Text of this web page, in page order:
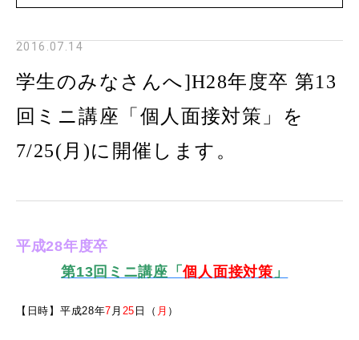
2016.07.14
学生のみなさんへ]H28年度卒 第13
回ミニ講座「個人面接対策」を
7/25(月)に開催します。
平成28年度卒
第13回ミニ講座「個人面接対策 」
【日時】平成28年7 月 25 日（ 月 ）